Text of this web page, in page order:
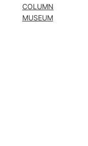
COLUMN
MUSEUM